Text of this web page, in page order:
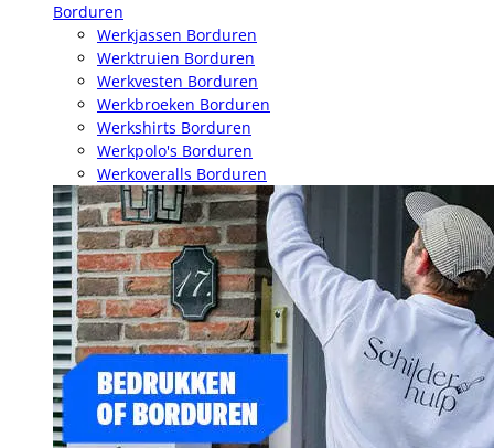
Borduren
Werkjassen Borduren
Werktruien Borduren
Werkvesten Borduren
Werkbroeken Borduren
Werkshirts Borduren
Werkpolo's Borduren
Werkoveralls Borduren